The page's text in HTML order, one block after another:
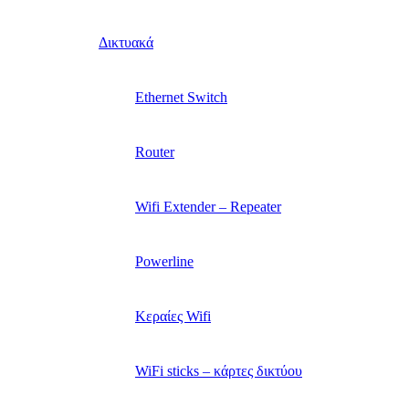
Δικτυακά
Ethernet Switch
Router
Wifi Extender – Repeater
Powerline
Κεραίες Wifi
WiFi sticks – κάρτες δικτύου